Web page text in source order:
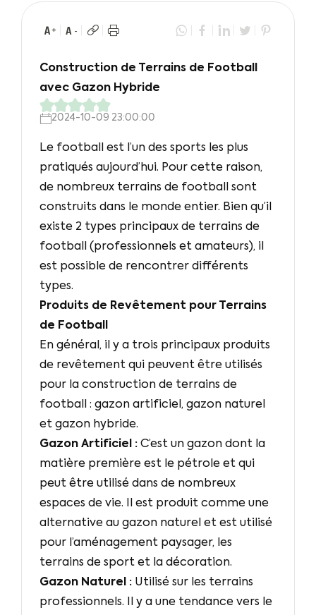
Construction de Terrains de Football
avec Gazon Hybride
2024-10-09 23:00:00
Le football est l’un des sports les plus
pratiqués aujourd’hui. Pour cette raison,
de nombreux terrains de football sont
construits dans le monde entier. Bien qu’il
existe 2 types principaux de terrains de
football (professionnels et amateurs), il
est possible de rencontrer différents
types.
Produits de Revêtement pour Terrains
de Football
En général, il y a trois principaux produits
de revêtement qui peuvent être utilisés
pour la construction de terrains de
football : gazon artificiel, gazon naturel
et gazon hybride.
Gazon Artificiel : C’est un gazon dont la
matière première est le pétrole et qui
peut être utilisé dans de nombreux
espaces de vie. Il est produit comme une
alternative au gazon naturel et est utilisé
pour l’aménagement paysager, les
terrains de sport et la décoration.
Gazon Naturel : Utilisé sur les terrains
professionnels. Il y a une tendance vers le